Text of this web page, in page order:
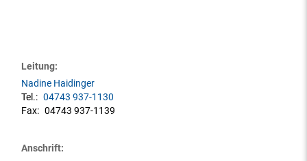
Leitung:
Nadine Haidinger
Tel.: 04743 937-1130
Fax: 04743 937-1139
Anschrift: